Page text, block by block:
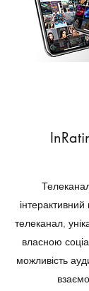
телеканал,
власною
можливість